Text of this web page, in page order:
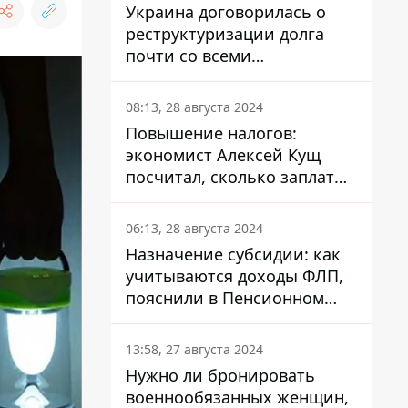
Украина договорилась о
реструктуризации долга
почти со всеми
держателями
еврооблигаций: что это
значит для страны
08:13, 28 августа 2024
Повышение налогов:
экономист Алексей Кущ
посчитал, сколько заплатит
каждый украинец
06:13, 28 августа 2024
Назначение субсидии: как
учитываются доходы ФЛП,
пояснили в Пенсионном
фонде
13:58, 27 августа 2024
Нужно ли бронировать
военнообязанных женщин,